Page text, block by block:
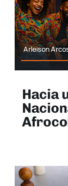
Arleison
Hacia